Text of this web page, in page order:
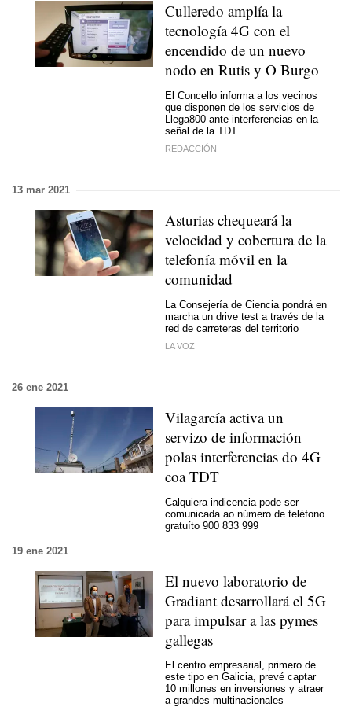
Culleredo amplía la
tecnología 4G con el
encendido de un nuevo
nodo en Rutis y O Burgo
El Concello informa a los vecinos
que disponen de los servicios de
Llega800 ante interferencias en la
señal de la TDT
REDACCIÓN
13 mar 2021
Asturias chequeará la
velocidad y cobertura de la
telefonía móvil en la
comunidad
La Consejería de Ciencia pondrá en
marcha un drive test a través de la
red de carreteras del territorio
LA VOZ
26 ene 2021
Vilagarcía activa un
servizo de información
polas interferencias do 4G
coa TDT
Calquiera indicencia pode ser
comunicada ao número de teléfono
gratuíto 900 833 999
19 ene 2021
El nuevo laboratorio de
Gradiant desarrollará el 5G
para impulsar a las pymes
gallegas
El centro empresarial, primero de
este tipo en Galicia, prevé captar
10 millones en inversiones y atraer
a grandes multinacionales